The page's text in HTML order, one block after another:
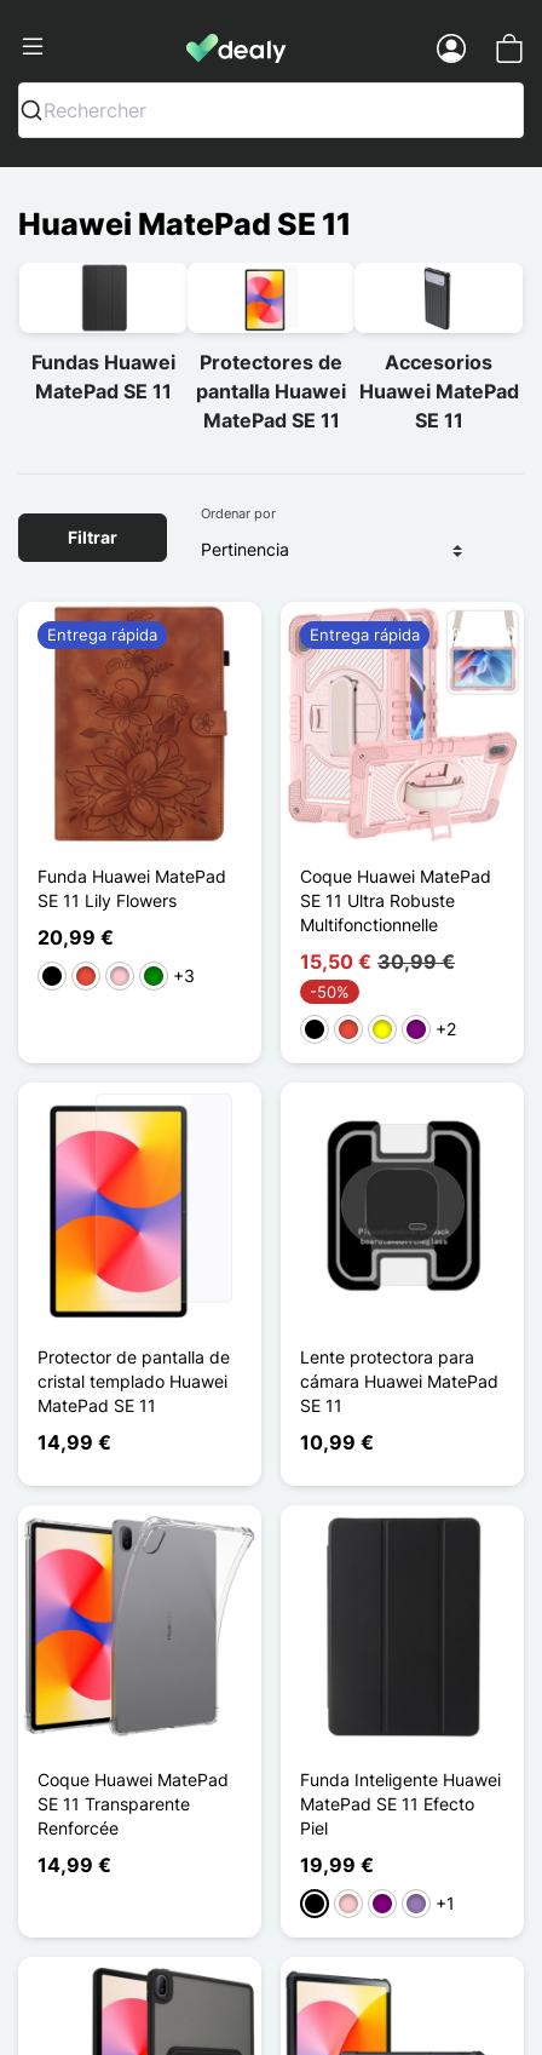
Dealy - Fundas y accesorios para
Rechercher
Huawei MatePad SE 11
Fundas Huawei
MatePad SE 11
Protectores de
pantalla Huawei
MatePad SE 11
Accesorios
Huawei MatePad
SE 11
Filtrar
Ordenar por
Funda Huawei MatePad
SE 11 Lily Flowers
20,99 €
NegroRojoRosaVerde
+3
Entrega rápida
Coque Huawei MatePad
SE 11 Ultra Robuste
Multifonctionnelle
15,50 € 30,99 €
-50%
NegroRojoAmarilloPúrpura
+2
Entrega rápida
Protector de pantalla de
cristal templado Huawei
MatePad SE 11
14,99 €
Lente protectora para
cámara Huawei MatePad
SE 11
10,99 €
Coque Huawei MatePad
SE 11 Transparente
Renforcée
14,99 €
Funda Inteligente Huawei
MatePad SE 11 Efecto
Piel
19,99 €
NegroRosaPúrpuraViolet Lavande
+1